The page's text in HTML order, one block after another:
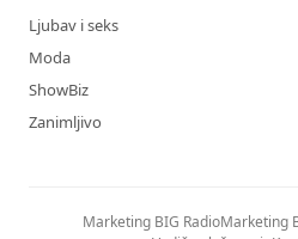
Ljubav i seks
Moda
ShowBiz
Zanimljivo
Marketing BIG RadioMarketing